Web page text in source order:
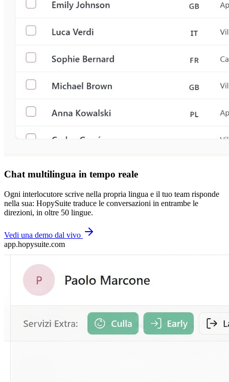
Chat multilingua in tempo reale
Ogni interlocutore scrive nella propria lingua e il tuo team risponde
nella sua: HopySuite traduce le conversazioni in entrambe le
direzioni, in oltre 50 lingue.
Vedi una demo dal vivo
app.hopysuite.com